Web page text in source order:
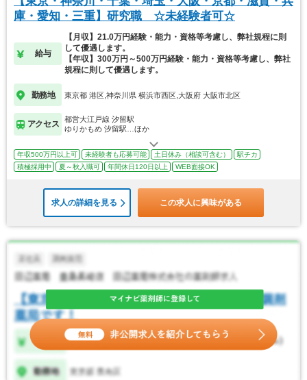
庫・愛知・三重】研究職 ☆未経験者可☆
給与
【月収】21.0万円経験・能力・資格等考慮し、弊社規程に則
して優遇します。
【年収】300万円～500万円経験・能力・資格等考慮し、弊社
規程に則して優遇します。
勤務地 東京都 港区,神奈川県 横浜市西区,大阪府 大阪市北区
アクセス
都営大江戸線 汐留駅
ゆりかもめ 汐留駅…ほか
年収500万円以上可 未経験者も応募可能 土日休み（相談可含む）
駅チカ
積極採用中
夏～秋入職可 年間休日120日以上 WEB面接OK
求人の詳細を見る この求人に興味がある